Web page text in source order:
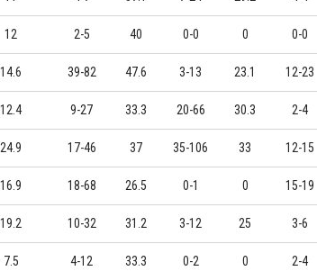
12 2-5 40 0-0 0 0-0
14.6 39-82 47.6 3-13 23.1 12-23
12.4 9-27 33.3 20-66 30.3 2-4
24.9 17-46 37 35-106 33 12-15
16.9 18-68 26.5 0-1 0 15-19
19.2 10-32 31.2 3-12 25 3-6
7.5 4-12 33.3 0-2 0 2-4